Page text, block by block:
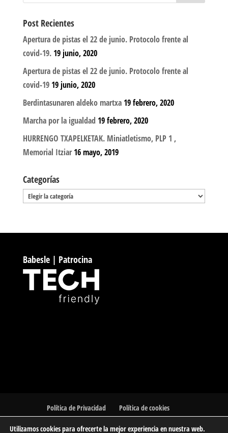
Post Recientes
Apertura de pistas el 22 de junio. Protocolo frente al
covid-19. 19 junio, 2020
Apertura de pistas el 22 de junio. Protocolo frente al
covid-19 19 junio, 2020
Berdintasunaren aldeko martxa 19 febrero, 2020
Marcha por la igualdad 19 febrero, 2020
HURRENGO TXAPELKETAK. Miniatletismo, PLP 1 ,
Memorial Itziar 16 mayo, 2019
Categorías
Categorías
Babesle | Patrocina
Política de Privacidad Política de cookies
Utilizamos cookies para ofrecerte la mejor experiencia en nuestra web.